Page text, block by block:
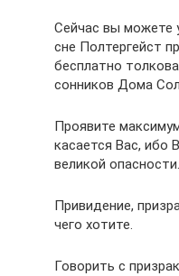
Сейчас вы можете
сне Полтергейст
бесплатно
сонников Дома
Проявите
касается Вас, ибо
великой опасности.
Привидение,
чего хотите.
Говорить с